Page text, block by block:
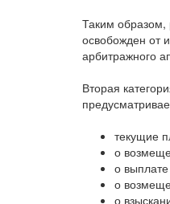
Таким образом,
освобожден от
арбитражного
Вторая
текущие
о
о
о
о